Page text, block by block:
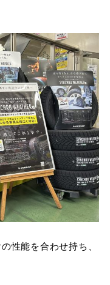
性能を合わせ持ち、